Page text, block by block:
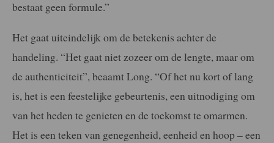
bestaat geen formule.”
Het gaat uiteindelijk om de betekenis achter de
handeling. “Het gaat niet zozeer om de lengte, maar om
de authenticiteit”, beaamt Long. “Of het nu kort of lang
is, het is een feestelijke gebeurtenis, een uitnodiging om
van het heden te genieten en de toekomst te omarmen.
Het is een teken van genegenheid, eenheid en hoop – een